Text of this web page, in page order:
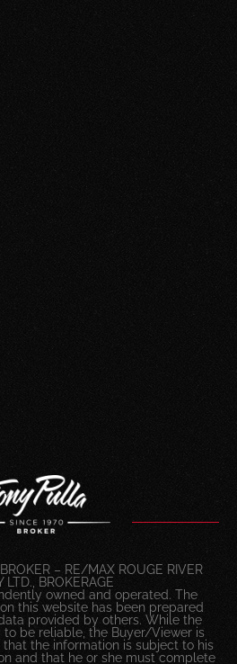
– RE/MAX ROUGE RIVER
LTD., BROKERAGE
owned and operated. The
this website has been prepared
provided by others. While the
to be reliable, the Buyer/Viewer is
the information is subject to his
and that he or she must complete